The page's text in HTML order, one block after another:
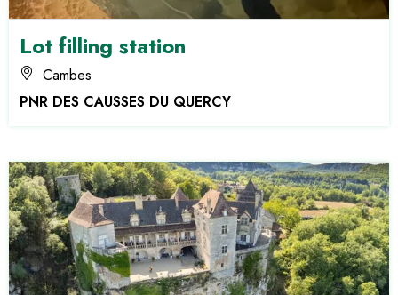
Lot filling station
Cambes
PNR DES CAUSSES DU QUERCY